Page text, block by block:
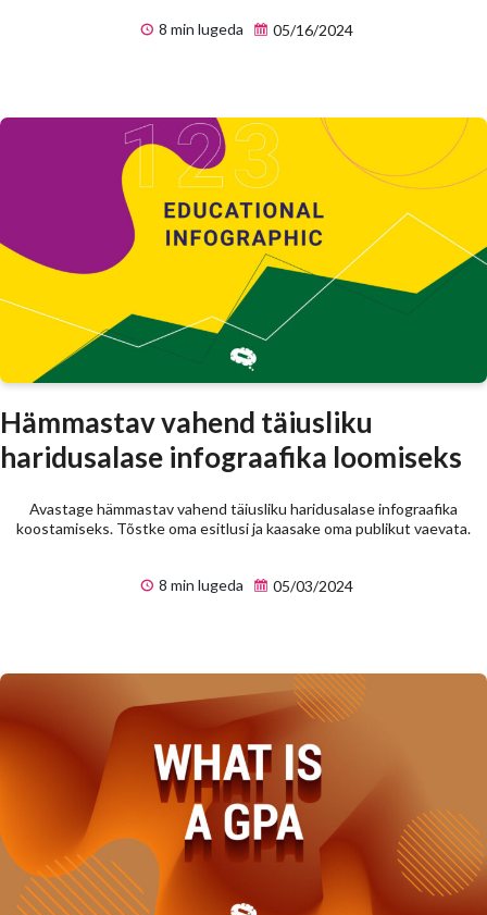
8 min lugeda 05/16/2024
Hämmastav vahend täiusliku
haridusalase infograafika loomiseks
Avastage hämmastav vahend täiusliku haridusalase infograafika
koostamiseks. Tõstke oma esitlusi ja kaasake oma publikut vaevata.
8 min lugeda 05/03/2024